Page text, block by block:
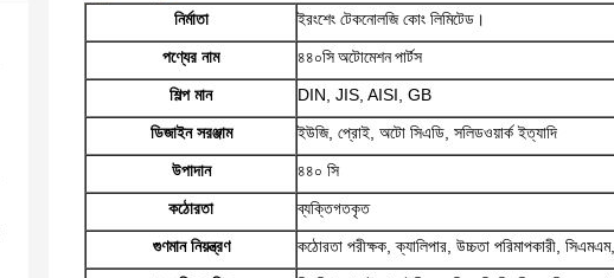
নির্মাতা
ইরংশেং টেকনোলজি কোং লিমিটেড।
পণ্যের নাম
৪৪০সি অটোমেশন পার্টস
শিল্প মান
DIN, JIS, AISI, GB
ডিজাইন সরঞ্জাম
ইউজি, প্রোই, অটো সিএডি, সলিডওয়ার্ক ইত্যাদি
উপাদান
৪৪০ সি
কঠোরতা
ব্যক্তিগতকৃত
গুণমান নিয়ন্ত্রণ
কঠোরতা পরীক্ষক, ক্যালিপার, উচ্চতা পরিমাপকারী,